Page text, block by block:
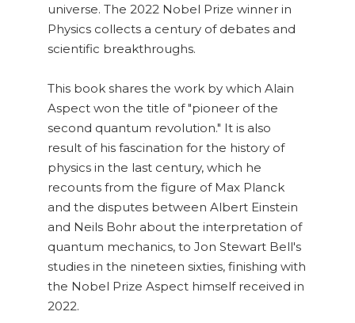
universe. The 2022 Nobel Prize winner in
Physics collects a century of debates and
scientific breakthroughs.
This book shares the work by which Alain
Aspect won the title of "pioneer of the
second quantum revolution." It is also
result of his fascination for the history of
physics in the last century, which he
recounts from the figure of Max Planck
and the disputes between Albert Einstein
and Neils Bohr about the interpretation of
quantum mechanics, to Jon Stewart Bell's
studies in the nineteen sixties, finishing with
the Nobel Prize Aspect himself received in
2022.